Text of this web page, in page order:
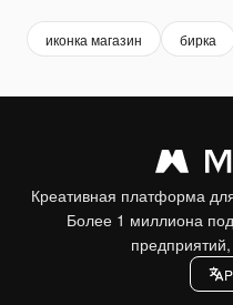
иконка магазин бирка
Креативная платформа
Более 1 миллиона
предприятий,